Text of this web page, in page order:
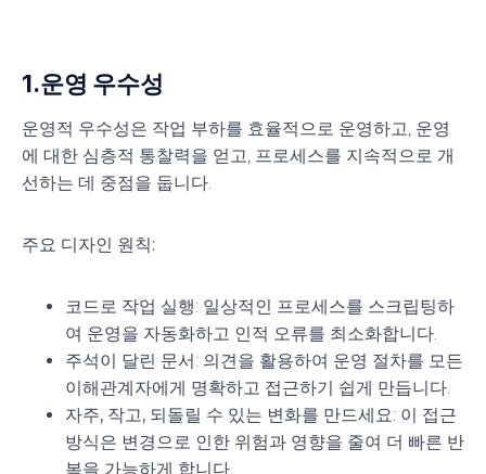
1.운영 우수성
운영적 우수성은 작업 부하를 효율적으로 운영하고, 운영
에 대한 심층적 통찰력을 얻고, 프로세스를 지속적으로 개
선하는 데 중점을 둡니다.
주요 디자인 원칙:
코드로 작업 실행: 일상적인 프로세스를 스크립팅하
여 운영을 자동화하고 인적 오류를 최소화합니다.
주석이 달린 문서: 의견을 활용하여 운영 절차를 모든
이해관계자에게 명확하고 접근하기 쉽게 만듭니다.
자주, 작고, 되돌릴 수 있는 변화를 만드세요: 이 접근
방식은 변경으로 인한 위험과 영향을 줄여 더 빠른 반
복을 가능하게 합니다.